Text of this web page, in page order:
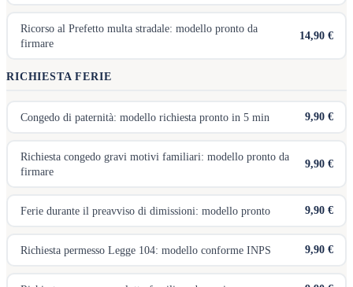
Ricorso al Prefetto multa stradale: modello pronto da
firmare
14,90 €
RICHIESTA FERIE
Congedo di paternità: modello richiesta pronto in 5 min 9,90 €
Richiesta congedo gravi motivi familiari: modello pronto da
firmare
9,90 €
Ferie durante il preavviso di dimissioni: modello pronto 9,90 €
Richiesta permesso Legge 104: modello conforme INPS 9,90 €